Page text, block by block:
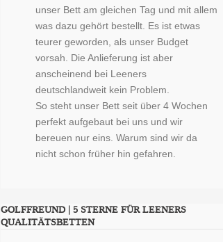
unser Bett am gleichen Tag und mit allem
was dazu gehört bestellt. Es ist etwas
teurer geworden, als unser Budget
vorsah. Die Anlieferung ist aber
anscheinend bei Leeners
deutschlandweit kein Problem.
So steht unser Bett seit über 4 Wochen
perfekt aufgebaut bei uns und wir
bereuen nur eins. Warum sind wir da
nicht schon früher hin gefahren.
GOLFFREUND | 5 STERNE FÜR LEENERS
QUALITÄTSBETTEN